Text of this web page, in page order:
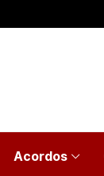
Acordos